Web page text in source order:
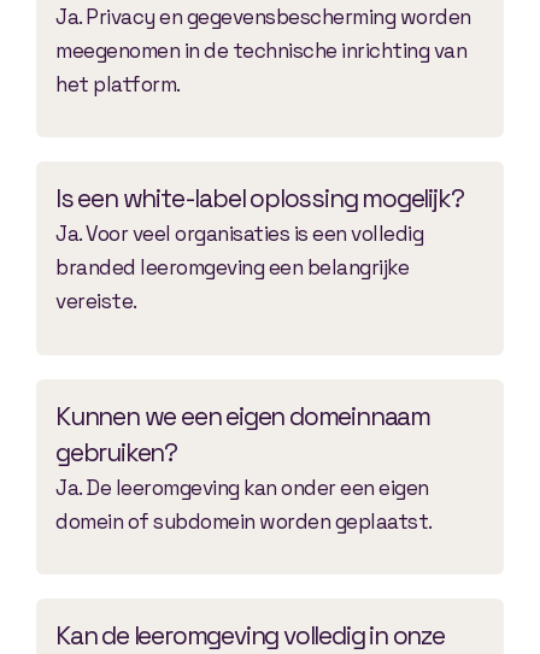
Ja. Privacy en gegevensbescherming worden
meegenomen in de technische inrichting van
het platform.
Is een white-label oplossing mogelijk?
Ja. Voor veel organisaties is een volledig
branded leeromgeving een belangrijke
vereiste.
Kunnen we een eigen domeinnaam
gebruiken?
Ja. De leeromgeving kan onder een eigen
domein of subdomein worden geplaatst.
Kan de leeromgeving volledig in onze